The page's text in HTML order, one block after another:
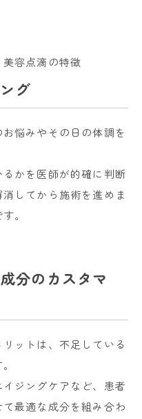
容点滴の特徴
グ
悩みやその日の体調を
かを医師が的確に判断
してから施術を進めま
。
分のカスタマ
ットは、不足している
ジングケアなど、患者
最適な成分を組み合わ